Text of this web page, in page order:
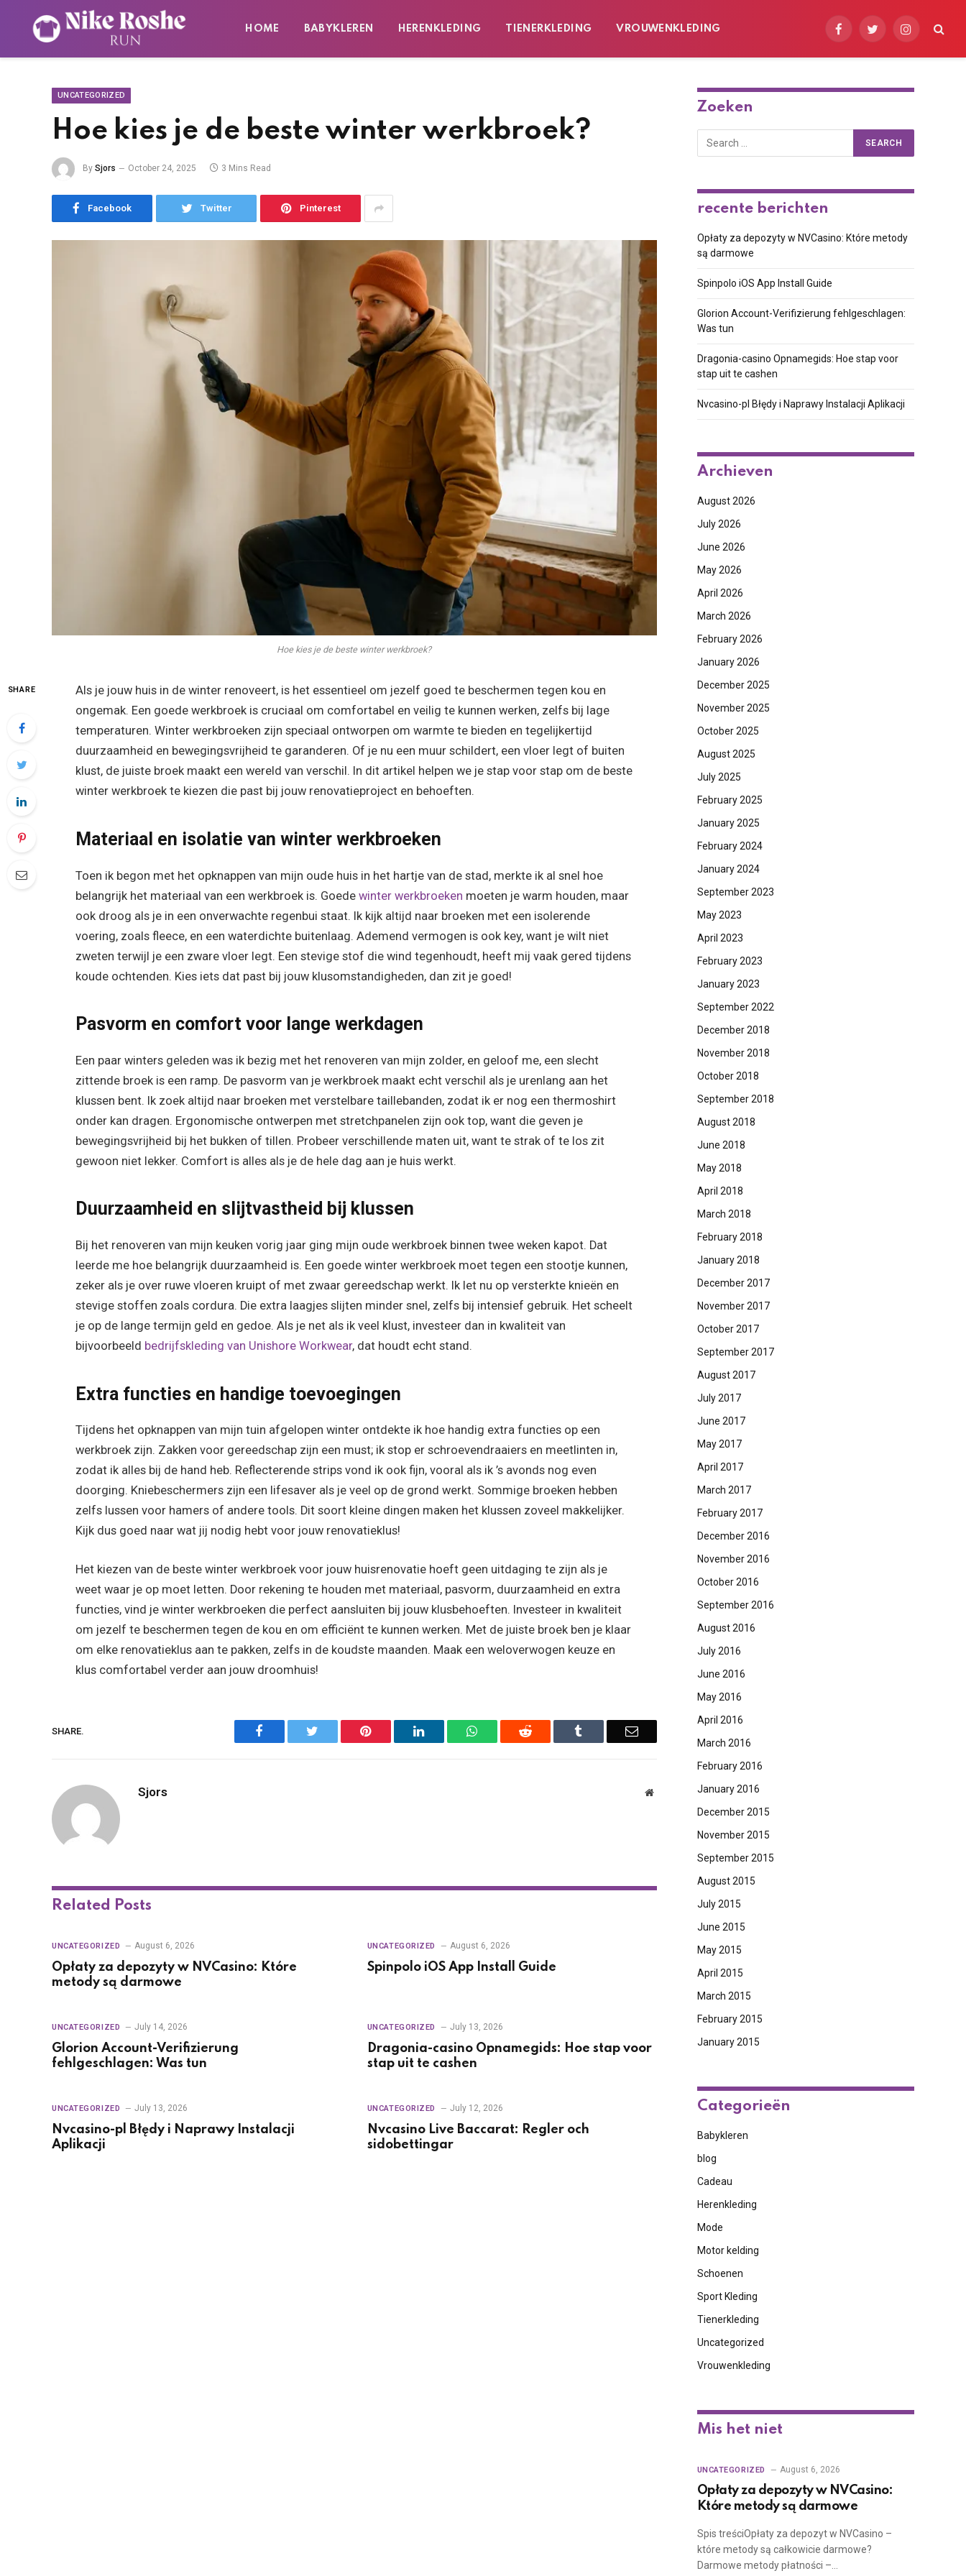
HOME BABYKLEREN HERENKLEDING TIENERKLEDING VROUWENKLEDING
FacebookTwitterInstagram
UNCATEGORIZED
Hoe kies je de beste winter werkbroek?
By Sjors October 24, 2025 3 Mins Read
Facebook Twitter Pinterest
Hoe kies je de beste winter werkbroek?
SHARE
Als je jouw huis in de winter renoveert, is het essentieel om jezelf goed te beschermen tegen kou en
ongemak. Een goede werkbroek is cruciaal om comfortabel en veilig te kunnen werken, zelfs bij lage
temperaturen. Winter werkbroeken zijn speciaal ontworpen om warmte te bieden en tegelijkertijd
duurzaamheid en bewegingsvrijheid te garanderen. Of je nu een muur schildert, een vloer legt of buiten
klust, de juiste broek maakt een wereld van verschil. In dit artikel helpen we je stap voor stap om de beste
winter werkbroek te kiezen die past bij jouw renovatieproject en behoeften.
Materiaal en isolatie van winter werkbroeken
Toen ik begon met het opknappen van mijn oude huis in het hartje van de stad, merkte ik al snel hoe
belangrijk het materiaal van een werkbroek is. Goedewinter werkbroeken moeten je warm houden, maar
ook droog als je in een onverwachte regenbui staat. Ik kijk altijd naar broeken met een isolerende
voering, zoals fleece, en een waterdichte buitenlaag. Ademend vermogen is ook key, want je wilt niet
zweten terwijl je een zware vloer legt. Een stevige stof die wind tegenhoudt, heeft mij vaak gered tijdens
koude ochtenden. Kies iets dat past bij jouw klusomstandigheden, dan zit je goed!
Pasvorm en comfort voor lange werkdagen
Een paar winters geleden was ik bezig met het renoveren van mijn zolder, en geloof me, een slecht
zittende broek is een ramp. De pasvorm van je werkbroek maakt echt verschil als je urenlang aan het
klussen bent. Ik zoek altijd naar broeken met verstelbare taillebanden, zodat ik er nog een thermoshirt
onder kan dragen. Ergonomische ontwerpen met stretchpanelen zijn ook top, want die geven je
bewegingsvrijheid bij het bukken of tillen. Probeer verschillende maten uit, want te strak of te los zit
gewoon niet lekker. Comfort is alles als je de hele dag aan je huis werkt.
Duurzaamheid en slijtvastheid bij klussen
Bij het renoveren van mijn keuken vorig jaar ging mijn oude werkbroek binnen twee weken kapot. Dat
leerde me hoe belangrijk duurzaamheid is. Een goede winter werkbroek moet tegen een stootje kunnen,
zeker als je over ruwe vloeren kruipt of met zwaar gereedschap werkt. Ik let nu op versterkte knieën en
stevige stoffen zoals cordura. Die extra laagjes slijten minder snel, zelfs bij intensief gebruik. Het scheelt
je op de lange termijn geld en gedoe. Als je net als ik veel klust, investeer dan in kwaliteit van
bijvoorbeeld bedrijfskleding van Unishore Workwear, dat houdt echt stand.
Extra functies en handige toevoegingen
Tijdens het opknappen van mijn tuin afgelopen winter ontdekte ik hoe handig extra functies op een
werkbroek zijn. Zakken voor gereedschap zijn een must; ik stop er schroevendraaiers en meetlinten in,
zodat ik alles bij de hand heb. Reflecterende strips vond ik ook fijn, vooral als ik ’s avonds nog even
doorging. Kniebeschermers zijn een lifesaver als je veel op de grond werkt. Sommige broeken hebben
zelfs lussen voor hamers of andere tools. Dit soort kleine dingen maken het klussen zoveel makkelijker.
Kijk dus goed naar wat jij nodig hebt voor jouw renovatieklus!
Het kiezen van de beste winter werkbroek voor jouw huisrenovatie hoeft geen uitdaging te zijn als je
weet waar je op moet letten. Door rekening te houden met materiaal, pasvorm, duurzaamheid en extra
functies, vind je winter werkbroeken die perfect aansluiten bij jouw klusbehoeften. Investeer in kwaliteit
om jezelf te beschermen tegen de kou en om efficiënt te kunnen werken. Met de juiste broek ben je klaar
om elke renovatieklus aan te pakken, zelfs in de koudste maanden. Maak een weloverwogen keuze en
klus comfortabel verder aan jouw droomhuis!
SHARE. Facebook Pinterest LinkedIn WhatsAppReddit Email
Sjors Website
Related Posts
UNCATEGORIZED August 6, 2026
Opłaty za depozyty w NVCasino: Które
metody są darmowe
UNCATEGORIZED August 6, 2026
Spinpolo iOS App Install Guide
UNCATEGORIZED July 14, 2026
Glorion Account-Verifizierung
fehlgeschlagen: Was tun
UNCATEGORIZED July 13, 2026
Dragonia-casino Opnamegids: Hoe stap voor
stap uit te cashen
UNCATEGORIZED July 13, 2026
Nvcasino-pl Błędy i Naprawy Instalacji
Aplikacji
UNCATEGORIZED July 12, 2026
Nvcasino Live Baccarat: Regler och
sidobettingar
Zoeken
recente berichten
Opłaty za depozyty w NVCasino: Które metody
są darmowe
Spinpolo iOS App Install Guide
Glorion Account-Verifizierung fehlgeschlagen:
Was tun
Dragonia-casino Opnamegids: Hoe stap voor
stap uit te cashen
Nvcasino-pl Błędy i Naprawy Instalacji Aplikacji
Archieven
August 2026
July 2026
June 2026
May 2026
April 2026
March 2026
February 2026
January 2026
December 2025
November 2025
October 2025
August 2025
July 2025
February 2025
January 2025
February 2024
January 2024
September 2023
May 2023
April 2023
February 2023
January 2023
September 2022
December 2018
November 2018
October 2018
September 2018
August 2018
June 2018
May 2018
April 2018
March 2018
February 2018
January 2018
December 2017
November 2017
October 2017
September 2017
August 2017
July 2017
June 2017
May 2017
April 2017
March 2017
February 2017
December 2016
November 2016
October 2016
September 2016
August 2016
July 2016
June 2016
May 2016
April 2016
March 2016
February 2016
January 2016
December 2015
November 2015
September 2015
August 2015
July 2015
June 2015
May 2015
April 2015
March 2015
February 2015
January 2015
Categorieën
Babykleren
blog
Cadeau
Herenkleding
Mode
Motor kelding
Schoenen
Sport Kleding
Tienerkleding
Uncategorized
Vrouwenkleding
Mis het niet
UNCATEGORIZED August 6, 2026
Opłaty za depozyty w NVCasino:
Które metody są darmowe
Spis treściOpłaty za depozyt w NVCasino –
które metody są całkowicie darmowe?
Darmowe metody płatności –…